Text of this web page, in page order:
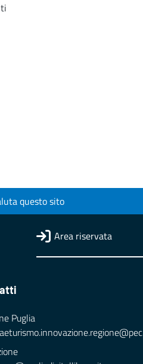
questo sito
Area riservata
Puglia